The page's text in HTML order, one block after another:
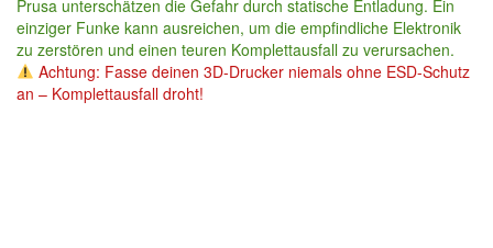
Prusa unterschätzen die Gefahr durch statische Entladung. Ein
einziger Funke kann ausreichen, um die empfindliche Elektronik
zu zerstören und einen teuren Komplettausfall zu verursachen.
Achtung: Fasse deinen 3D-Drucker niemals ohne ESD-Schutz
an – Komplettausfall droht!